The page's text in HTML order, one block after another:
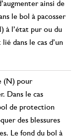
ainsi de
le bol à pacosser
à l’état pur ou du
lié dans le cas d’un
(N) pour
Dans le cas
de protection
des blessures
Le fond du bol à